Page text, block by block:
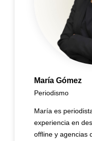
María Gómez
Periodismo
María es
experiencia en
offline y agencias